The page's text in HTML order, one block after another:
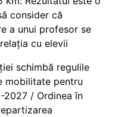
consider că
a unui profesor se
cu elevii
schimbă regulile
mobilitate pentru
/ Ordinea în